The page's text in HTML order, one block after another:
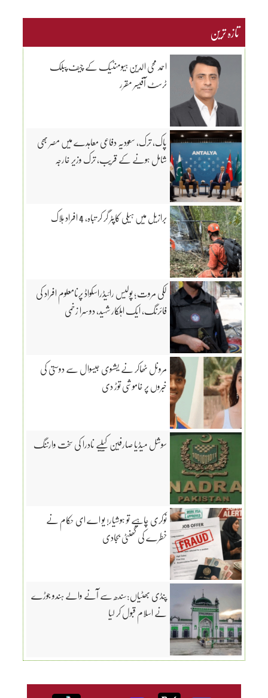
تازہ ترین
احمد محی الدین ہیومنٹیک کے چیف پبلک
ٹرسٹ آفیسر مقرر
پاک، ترک، سعودیہ دفاعی معاہدے میں مصر بھی
شامل ہونے کے قریب، ترک وزیر خارجہ
برازیل میں ہیلی کاپٹر گر کر تباہ، 4 افراد ہلاک
لکی مروت؛ پولیس رائیڈراسکواڈ پرنامعلوم افراد کی
فائرنگ، ایک اہلکار شہید، دوسرا زخمی
مرونل ٹھاکر نے یشسوی جیسوال سے دوستی کی
خبروں پر خاموشی توڑ دی
سوشل میڈیا صارفین کیلیے نادرا کی سخت وارننگ
نوکری چاہیے تو ہوشیار! یو اے ای حکام نے
خطرے کی گھنٹی بجادی
پنڈی بھٹیاں:سندھ سے آنے والے ہندو جوڑے
نے اسلام قبول کر لیا